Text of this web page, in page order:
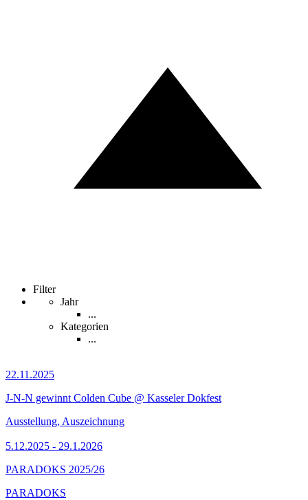
Filter
Jahr
...
Kategorien
...
22.11.2025
J-N-N gewinnt Colden Cube @ Kasseler Dokfest
Ausstellung, Auszeichnung
5.12.2025 - 29.1.2026
PARADOKS 2025/26
PARADOKS